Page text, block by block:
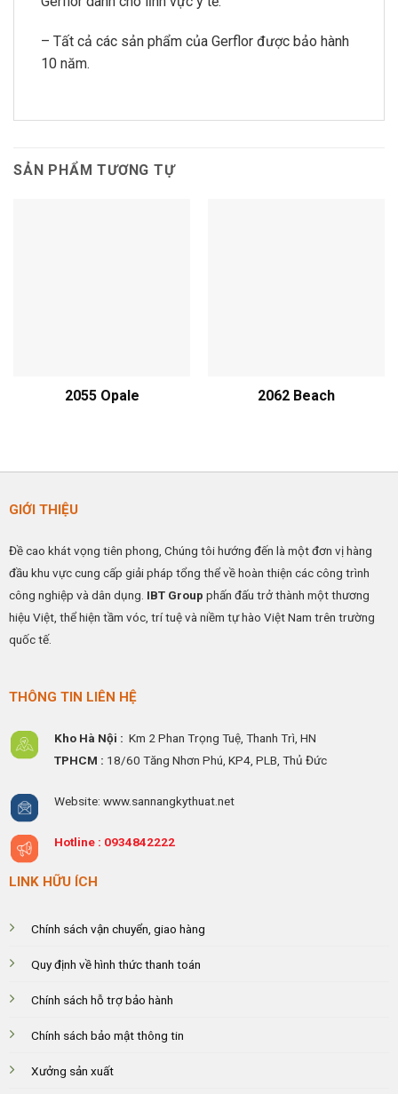
– Tất cả các sản phẩm của Gerflor được bảo hành
10 năm.
SẢN PHẨM TƯƠNG TỰ
2055 Opale 2062 Beach
GIỚI THIỆU
Đề cao khát vọng tiên phong, Chúng tôi hướng đến là một đơn vị hàng
đầu khu vực cung cấp giải pháp tổng thể về hoàn thiện các công trình
công nghiệp và dân dụng. IBT Group phấn đấu trở thành một thương
hiệu Việt, thể hiện tầm vóc, trí tuệ và niềm tự hào Việt Nam trên trường
quốc tế.
THÔNG TIN LIÊN HỆ
Kho Hà Nội : Km 2 Phan Trọng Tuệ, Thanh Trì, HN
TPHCM : 18/60 Tăng Nhơn Phú, KP4, PLB, Thủ Đức
Website: www.sannangkythuat.net
Hotline : 0934842222
LINK HỮU ÍCH
Chính sách vận chuyển, giao hàng
Quy định về hình thức thanh toán
Chính sách hỗ trợ bảo hành
Chính sách bảo mật thông tin
Xưởng sản xuất